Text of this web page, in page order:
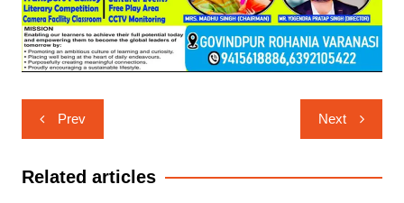
Post
navigation
Prev Next
Related articles